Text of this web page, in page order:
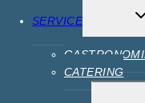
SERVICE
CATERING